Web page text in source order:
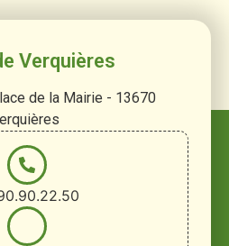
Verquières
de la Mairie - 13670